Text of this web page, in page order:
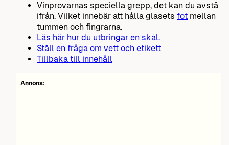
Vinprovarnas speciella grepp, det kan du avstå
ifrån. Vilket innebär att hålla glasets fot mellan
tummen och fingrarna.
Läs här hur du utbringar en skål.
Ställ en fråga om vett och etikett
Tillbaka till innehåll
Annons: